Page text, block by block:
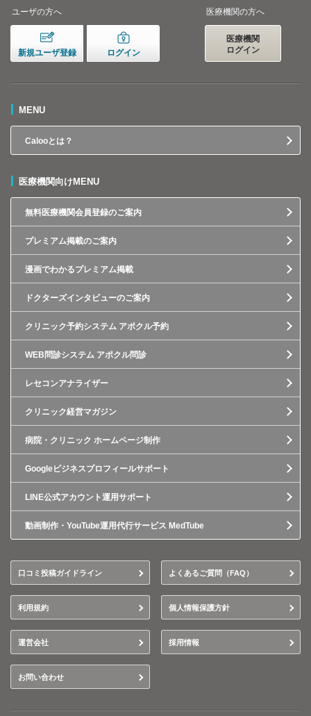
ユーザの方へ
新規ユーザ登録 ログイン
医療機関の方へ
医療機関
ログイン
MENU
Calooとは？
医療機関向けMENU
無料医療機関会員登録のご案内
プレミアム掲載のご案内
漫画でわかるプレミアム掲載
ドクターズインタビューのご案内
クリニック予約システム アポクル予約
WEB問診システム アポクル問診
レセコンアナライザー
クリニック経営マガジン
病院・クリニック ホームページ制作
Googleビジネスプロフィールサポート
LINE公式アカウント運用サポート
動画制作・YouTube運用代行サービス MedTube
口コミ投稿ガイドライン よくあるご質問（FAQ）
利用規約 個人情報保護方針
運営会社 採用情報
お問い合わせ